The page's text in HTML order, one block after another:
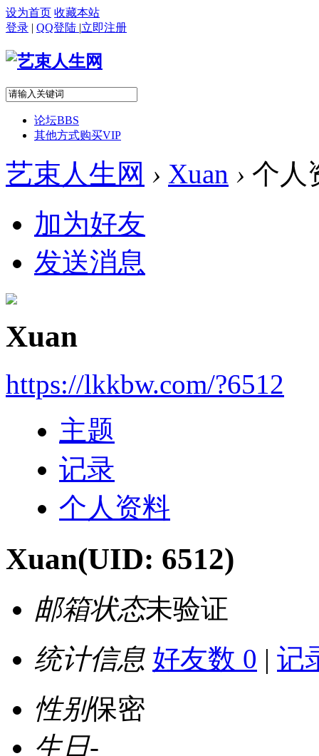
设为首页 收藏本站
登录 | QQ登陆 |立即注册
论坛BBS
其他方式购买VIP
艺束人生网 › Xuan › 个人
加为好友
发送消息
Xuan
https://lkkbw.com/?6512
主题
记录
个人资料
Xuan(UID: 6512)
邮箱状态未验证
统计信息 好友数 0 | 记
性别保密
生日-